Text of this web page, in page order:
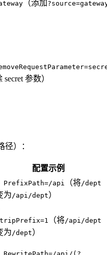
（添加
secret 参数）
）：
配置示例
PrefixPath=/api （将/dept
为/api/dept）
（将/api/dept
为/dept）